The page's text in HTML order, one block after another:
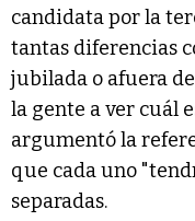
candidata por la
tantas diferencias
jubilada o afuera
la gente a ver cuál
argumentó la
que cada uno
separadas.